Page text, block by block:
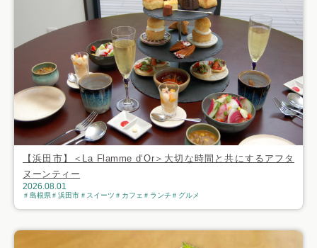
【浜田市】＜La Flamme d‘Or＞大切な時間と共にするアフタ
ヌーンティー
2026.08.01
島根県 浜田市 スイーツ カフェ ランチ グルメ